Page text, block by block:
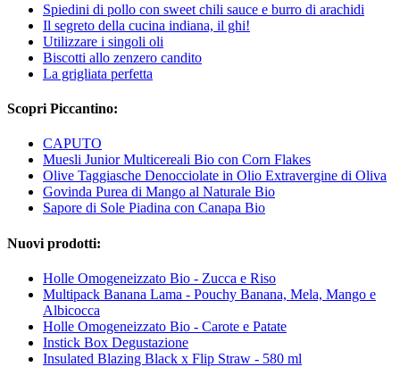
Spiedini di pollo con sweet chili sauce e burro di arachidi
Il segreto della cucina indiana, il ghi!
Utilizzare i singoli oli
Biscotti allo zenzero candito
La grigliata perfetta
Scopri Piccantino:
CAPUTO
Muesli Junior Multicereali Bio con Corn Flakes
Olive Taggiasche Denocciolate in Olio Extravergine di Oliva
Govinda Purea di Mango al Naturale Bio
Sapore di Sole Piadina con Canapa Bio
Nuovi prodotti:
Holle Omogeneizzato Bio - Zucca e Riso
Multipack Banana Lama - Pouchy Banana, Mela, Mango e
Albicocca
Holle Omogeneizzato Bio - Carote e Patate
Instick Box Degustazione
Insulated Blazing Black x Flip Straw - 580 ml